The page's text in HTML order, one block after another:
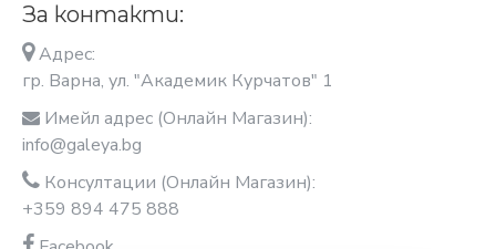
За контакти:
Адрес:
гр. Варна, ул. "Академик Курчатов" 1
Имейл адрес (Онлайн Магазин):
info@galeya.bg
Консултации (Онлайн Магазин):
+359 894 475 888